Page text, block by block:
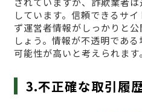
しています。信頼できるサ
ず運営者情報がしっかりと
しょう。情報が不透明であ
可能性が高いと考えられます。
3.不正確な取引履